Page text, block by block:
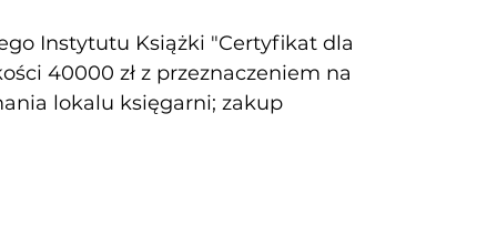
Instytutu Książki "Certyfikat dla
40000 zł z przeznaczeniem na
lokalu księgarni; zakup